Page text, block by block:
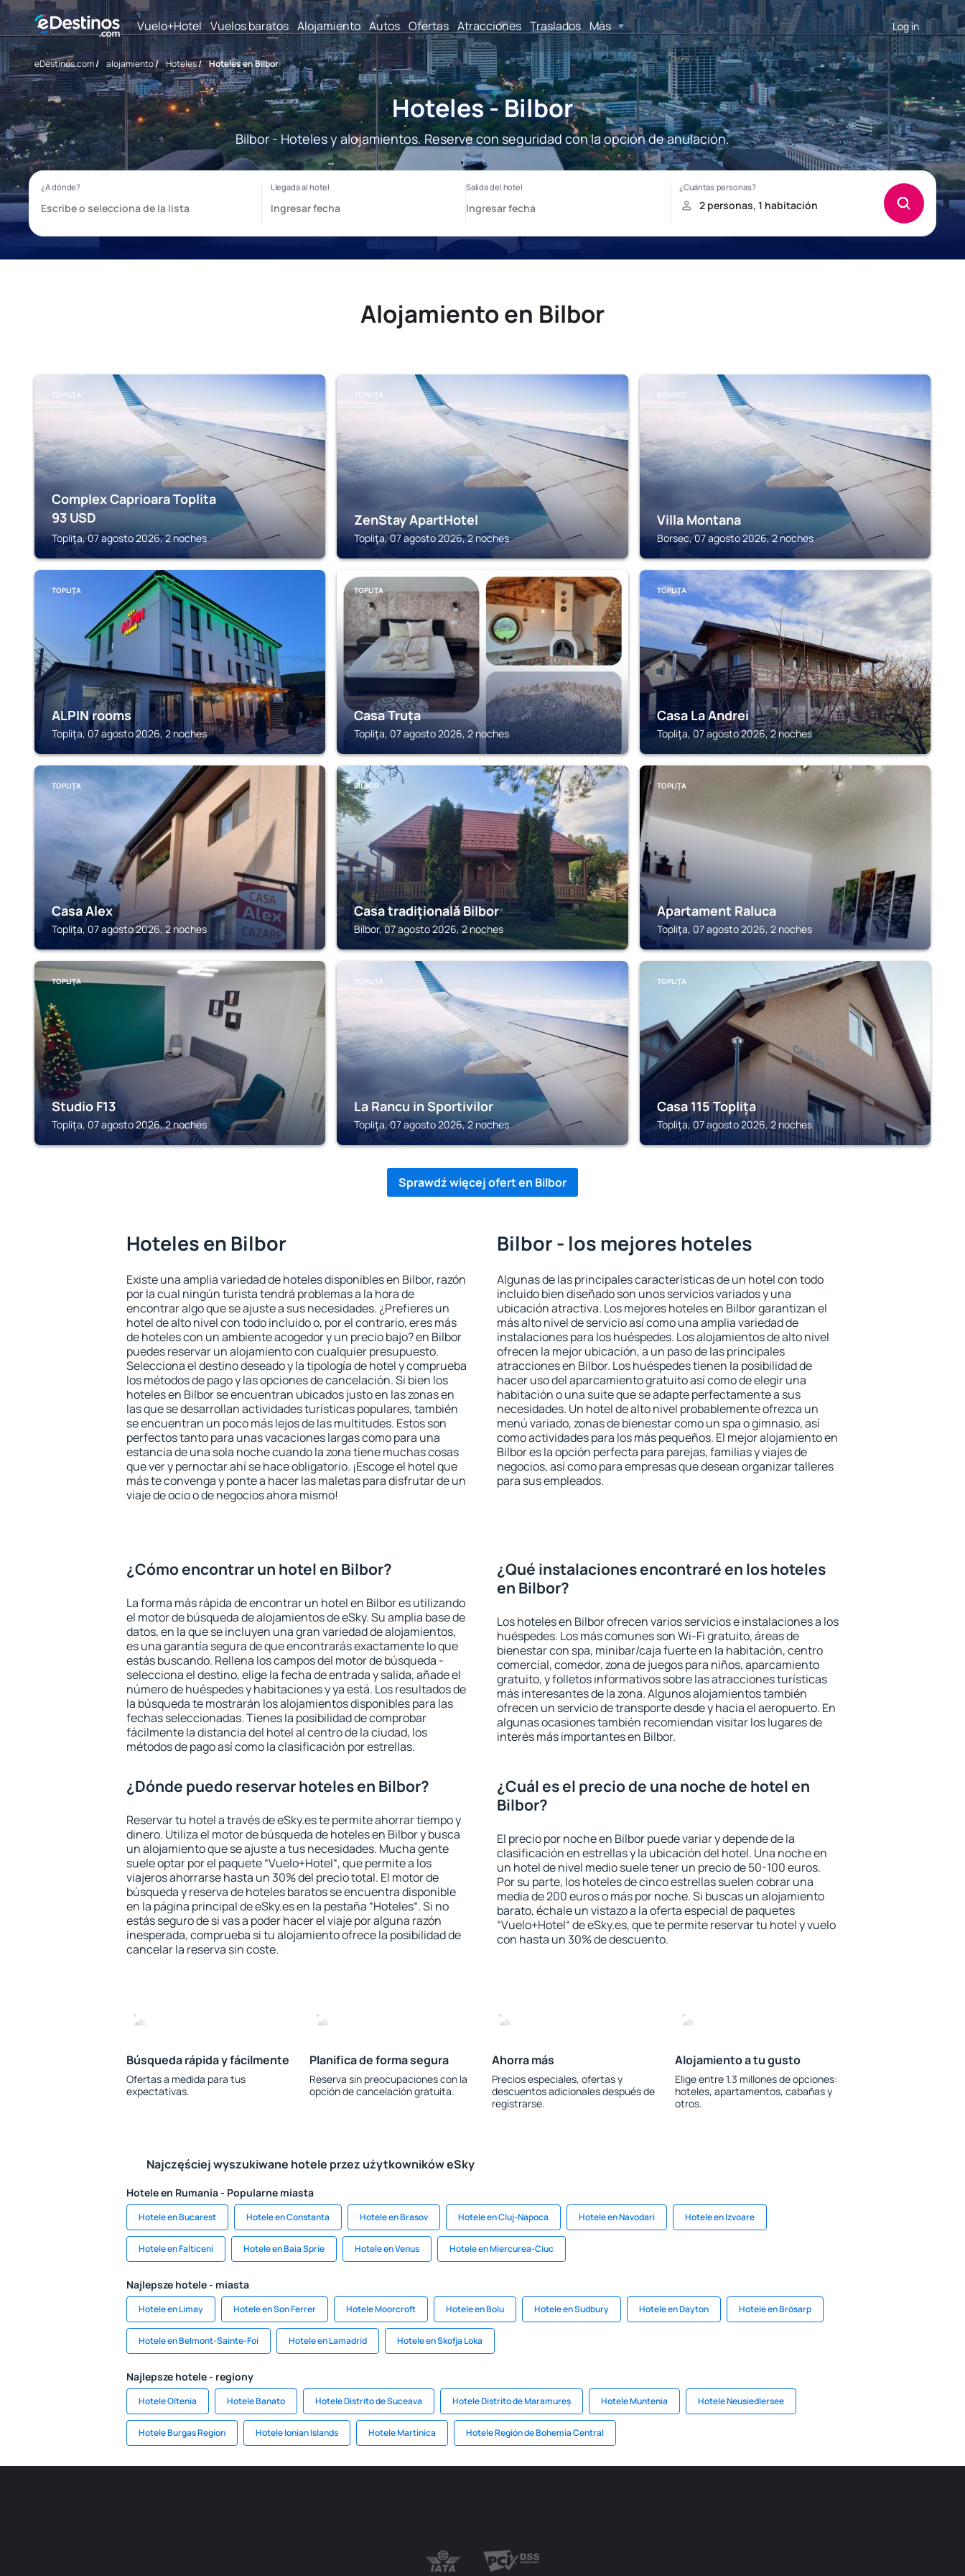
Vuelo+Hotel Vuelos baratos Alojamiento Autos Ofertas Atracciones Traslados Más Log in
eDestinos.com/ alojamiento/ Hoteles/ Hoteles en Bilbor
Hoteles - Bilbor
Bilbor - Hoteles y alojamientos. Reserve con seguridad con la opción de anulación.
Alojamiento en Bilbor
TOPLIŢA
Complex Caprioara Toplita
93 USD
Topliţa, 07 agosto 2026, 2 noches
TOPLIŢA
ZenStay ApartHotel
Topliţa, 07 agosto 2026, 2 noches
BORSEC
Villa Montana
Borsec, 07 agosto 2026, 2 noches
TOPLIŢA
ALPIN rooms
Topliţa, 07 agosto 2026, 2 noches
TOPLIŢA
Casa Truța
Topliţa, 07 agosto 2026, 2 noches
TOPLIŢA
Casa La Andrei
Topliţa, 07 agosto 2026, 2 noches
TOPLIŢA
Casa Alex
Topliţa, 07 agosto 2026, 2 noches
BILBOR
Casa tradițională Bilbor
Bilbor, 07 agosto 2026, 2 noches
TOPLIŢA
Apartament Raluca
Topliţa, 07 agosto 2026, 2 noches
TOPLIŢA
Studio F13
Topliţa, 07 agosto 2026, 2 noches
TOPLIŢA
La Rancu in Sportivilor
Topliţa, 07 agosto 2026, 2 noches
TOPLIŢA
Casa 115 Toplița
Topliţa, 07 agosto 2026, 2 noches
Sprawdź więcej ofert en Bilbor
Hoteles en Bilbor
Existe una amplia variedad de hoteles disponibles en Bilbor, razón
por la cual ningún turista tendrá problemas a la hora de
encontrar algo que se ajuste a sus necesidades. ¿Prefieres un
hotel de alto nivel con todo incluido o, por el contrario, eres más
de hoteles con un ambiente acogedor y un precio bajo? en Bilbor
puedes reservar un alojamiento con cualquier presupuesto.
Selecciona el destino deseado y la tipología de hotel y comprueba
los métodos de pago y las opciones de cancelación. Si bien los
hoteles en Bilbor se encuentran ubicados justo en las zonas en
las que se desarrollan actividades turísticas populares, también
se encuentran un poco más lejos de las multitudes. Estos son
perfectos tanto para unas vacaciones largas como para una
estancia de una sola noche cuando la zona tiene muchas cosas
que ver y pernoctar ahí se hace obligatorio. ¡Escoge el hotel que
más te convenga y ponte a hacer las maletas para disfrutar de un
viaje de ocio o de negocios ahora mismo!
Bilbor - los mejores hoteles
Algunas de las principales características de un hotel con todo
incluido bien diseñado son unos servicios variados y una
ubicación atractiva. Los mejores hoteles en Bilbor garantizan el
más alto nivel de servicio así como una amplia variedad de
instalaciones para los huéspedes. Los alojamientos de alto nivel
ofrecen la mejor ubicación, a un paso de las principales
atracciones en Bilbor. Los huéspedes tienen la posibilidad de
hacer uso del aparcamiento gratuito así como de elegir una
habitación o una suite que se adapte perfectamente a sus
necesidades. Un hotel de alto nivel probablemente ofrezca un
menú variado, zonas de bienestar como un spa o gimnasio, así
como actividades para los más pequeños. El mejor alojamiento en
Bilbor es la opción perfecta para parejas, familias y viajes de
negocios, así como para empresas que desean organizar talleres
para sus empleados.
¿Cómo encontrar un hotel en Bilbor?
La forma más rápida de encontrar un hotel en Bilbor es utilizando
el motor de búsqueda de alojamientos de eSky. Su amplia base de
datos, en la que se incluyen una gran variedad de alojamientos,
es una garantía segura de que encontrarás exactamente lo que
estás buscando. Rellena los campos del motor de búsqueda -
selecciona el destino, elige la fecha de entrada y salida, añade el
número de huéspedes y habitaciones y ya está. Los resultados de
la búsqueda te mostrarán los alojamientos disponibles para las
fechas seleccionadas. Tienes la posibilidad de comprobar
fácilmente la distancia del hotel al centro de la ciudad, los
métodos de pago así como la clasificación por estrellas.
¿Qué instalaciones encontraré en los hoteles
en Bilbor?
Los hoteles en Bilbor ofrecen varios servicios e instalaciones a los
huéspedes. Los más comunes son Wi-Fi gratuito, áreas de
bienestar con spa, minibar/caja fuerte en la habitación, centro
comercial, comedor, zona de juegos para niños, aparcamiento
gratuito, y folletos informativos sobre las atracciones turísticas
más interesantes de la zona. Algunos alojamientos también
ofrecen un servicio de transporte desde y hacia el aeropuerto. En
algunas ocasiones también recomiendan visitar los lugares de
interés más importantes en Bilbor.
¿Dónde puedo reservar hoteles en Bilbor?
Reservar tu hotel a través de eSky.es te permite ahorrar tiempo y
dinero. Utiliza el motor de búsqueda de hoteles en Bilbor y busca
un alojamiento que se ajuste a tus necesidades. Mucha gente
suele optar por el paquete “Vuelo+Hotel“, que permite a los
viajeros ahorrarse hasta un 30% del precio total. El motor de
búsqueda y reserva de hoteles baratos se encuentra disponible
en la página principal de eSky.es en la pestaña “Hoteles“. Si no
estás seguro de si vas a poder hacer el viaje por alguna razón
inesperada, comprueba si tu alojamiento ofrece la posibilidad de
cancelar la reserva sin coste.
¿Cuál es el precio de una noche de hotel en
Bilbor?
El precio por noche en Bilbor puede variar y depende de la
clasificación en estrellas y la ubicación del hotel. Una noche en
un hotel de nivel medio suele tener un precio de 50-100 euros.
Por su parte, los hoteles de cinco estrellas suelen cobrar una
media de 200 euros o más por noche. Si buscas un alojamiento
barato, échale un vistazo a la oferta especial de paquetes
“Vuelo+Hotel“ de eSky.es, que te permite reservar tu hotel y vuelo
con hasta un 30% de descuento.
Búsqueda rápida y fácilmente
Ofertas a medida para tus
expectativas.
Planifica de forma segura
Reserva sin preocupaciones con la
opción de cancelación gratuita.
Ahorra más
Precios especiales, ofertas y
descuentos adicionales después de
registrarse.
Alojamiento a tu gusto
Elige entre 1.3 millones de opciones:
hoteles, apartamentos, cabañas y
otros.
Najczęściej wyszukiwane hotele przez użytkowników eSky
Hotele en Rumania - Popularne miasta
Hotele en Bucarest Hotele en Constanta Hotele en Brasov Hotele en Cluj-Napoca Hotele en Navodari Hotele en Izvoare
Hotele en Falticeni Hotele en Baia Sprie Hotele en Venus Hotele en Miercurea-Ciuc
Najlepsze hotele - miasta
Hotele en Limay Hotele en Son Ferrer Hotele Moorcroft Hotele en Bolu Hotele en Sudbury Hotele en Dayton Hotele en Brösarp
Hotele en Belmont-Sainte-Foi Hotele en Lamadrid Hotele en Skofja Loka
Najlepsze hotele - regiony
Hotele Oltenia Hotele Banato Hotele Distrito de Suceava Hotele Distrito de Maramureș Hotele Muntenia Hotele Neusiedlersee
Hotele Burgas Region Hotele Ionian Islands Hotele Martinica Hotele Región de Bohemia Central